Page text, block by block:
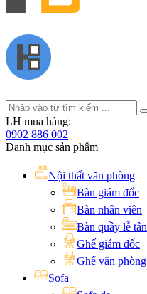
LH mua hàng:
0902 886 002
Danh mục sản phẩm
Nội thất văn phòng
Bàn giám đốc
Bàn nhân viên
Bàn quầy lễ tân
Ghế giám đốc
Ghế văn phòng
Sofa